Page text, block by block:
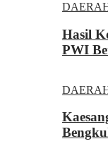
Hasil
PWI